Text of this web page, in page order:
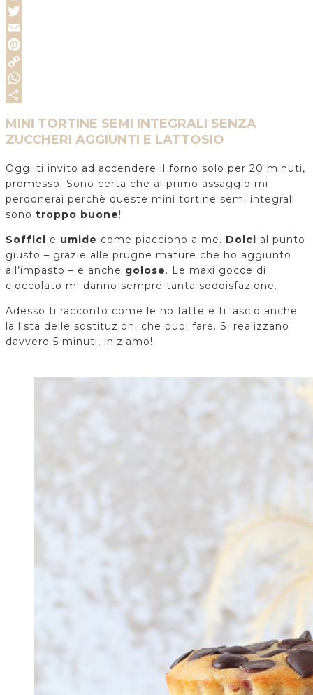
Facebook
Twitter
Email
Pinterest
Copy
Link
WhatsApp
MINI TORTINE SEMI INTEGRALI SENZA
ZUCCHERI AGGIUNTI E LATTOSIO
Oggi ti invito ad accendere il forno solo per 20 minuti,
promesso. Sono certa che al primo assaggio mi
perdonerai perchè queste mini tortine semi integrali
sono troppo buone!
Soffici e umide come piacciono a me. Dolci al punto
giusto – grazie alle prugne mature che ho aggiunto
all’impasto – e anche golose. Le maxi gocce di
cioccolato mi danno sempre tanta soddisfazione.
Adesso ti racconto come le ho fatte e ti lascio anche
la lista delle sostituzioni che puoi fare. Si realizzano
davvero 5 minuti, iniziamo!